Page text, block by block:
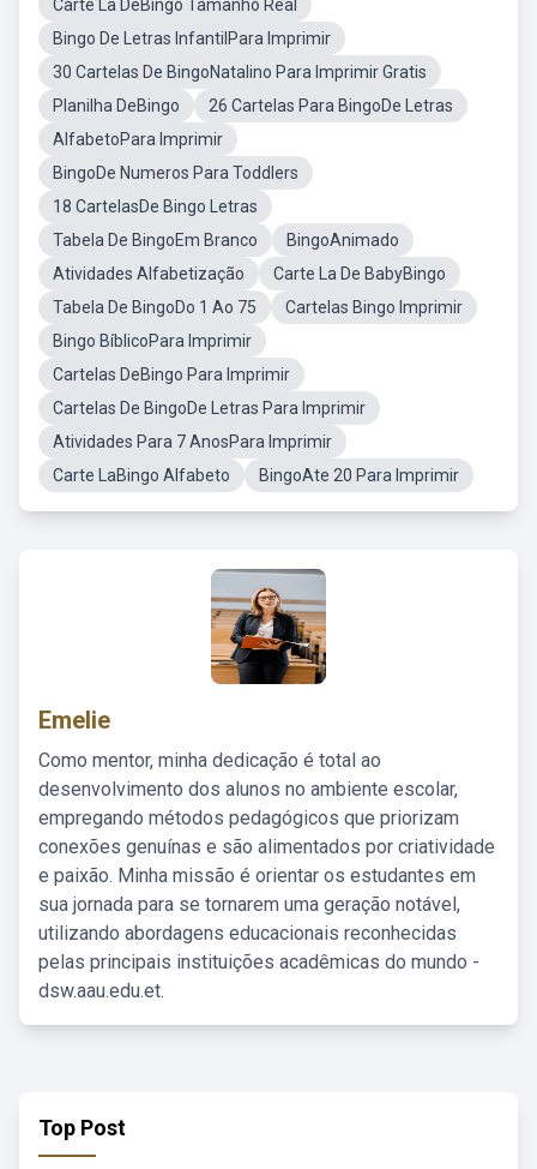
Carte La DeBingo Tamanho Real
Bingo De Letras InfantilPara Imprimir
30 Cartelas De BingoNatalino Para Imprimir Gratis
Planilha DeBingo
26 Cartelas Para BingoDe Letras
AlfabetoPara Imprimir
BingoDe Numeros Para Toddlers
18 CartelasDe Bingo Letras
Tabela De BingoEm Branco
BingoAnimado
Atividades Alfabetização
Carte La De BabyBingo
Tabela De BingoDo 1 Ao 75
Cartelas Bingo Imprimir
Bingo BíblicoPara Imprimir
Cartelas DeBingo Para Imprimir
Cartelas De BingoDe Letras Para Imprimir
Atividades Para 7 AnosPara Imprimir
Carte LaBingo Alfabeto
BingoAte 20 Para Imprimir
Emelie
Como mentor, minha dedicação é total ao
desenvolvimento dos alunos no ambiente escolar,
empregando métodos pedagógicos que priorizam
conexões genuínas e são alimentados por criatividade
e paixão. Minha missão é orientar os estudantes em
sua jornada para se tornarem uma geração notável,
utilizando abordagens educacionais reconhecidas
pelas principais instituições acadêmicas do mundo -
dsw.aau.edu.et.
Top Post